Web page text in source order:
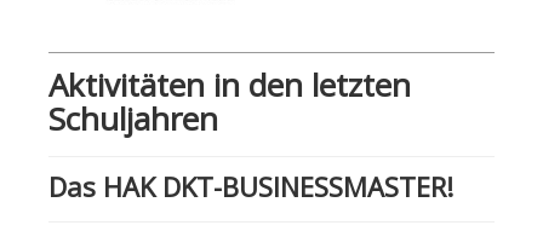
Aktivitäten in den letzten
Schuljahren
Das HAK DKT-BUSINESSMASTER!